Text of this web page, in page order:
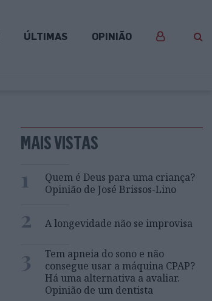
ÚLTIMAS OPINIÃO
MAIS VISTAS
1
Quem é Deus para uma criança?
Opinião de José Brissos-Lino
2 A longevidade não se improvisa
3
Tem apneia do sono e não
consegue usar a máquina CPAP?
Há uma alternativa a avaliar.
Opinião de um dentista